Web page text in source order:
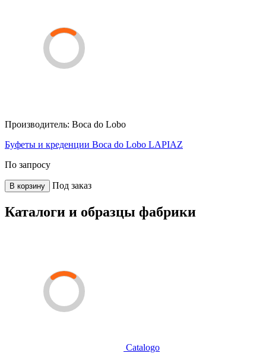
Производитель: Boca do Lobo
Буфеты и креденции Boca do Lobo LAPIAZ
По запросу
В корзину Под заказ
Каталоги и образцы фабрики
Catalogo